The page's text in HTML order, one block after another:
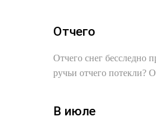
Отчего
Отчего снег бесследно
ручьи отчего потекли?
В июле